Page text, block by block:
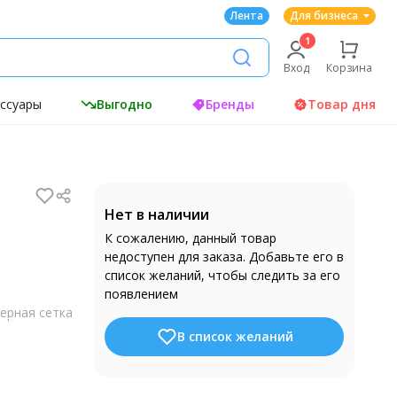
Лента Для бизнеса
Вход Корзина
Выгодно Бренды Товар дня
сетка
Нет в наличии
К сожалению, данный товар
недоступен для заказа. Добавьте его в
список желаний, чтобы следить за его
появлением
В список желаний